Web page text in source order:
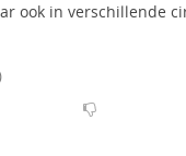
ook in verschillende